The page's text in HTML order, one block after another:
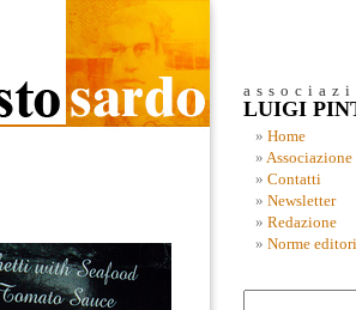
LUIGI
Home
Associazione
Contatti
Newsletter
Redazione
Norme